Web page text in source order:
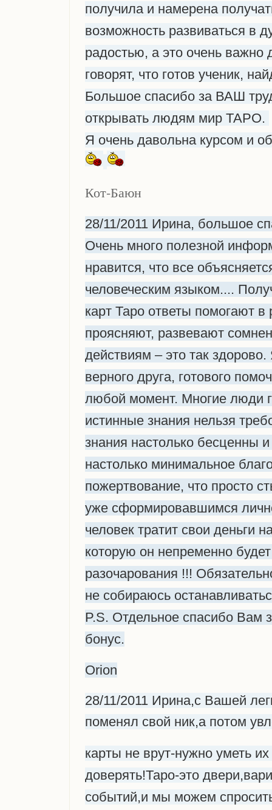
получила и намерена
возможность развиваться в
радостью, а это очень
говорят, что готов ученик,
Большое спасибо за ВАШ
открывать людям мир ТАРО.
Я очень давольна курсом и
Кот-Баюн
28/11/2011 Ирина, большое
Очень много полезной
нравится, что все
человеческим языком....
карт Таро ответы помогают
проясняют, развевают
действиям – это так
верного друга, готового
любой момент. Многие люди
истинные знания нельзя
знания настолько бесценны
настолько минимальное
пожертвование, что просто
уже сформировавшимся
человек тратит свои деньги
которую он непременно
разочарования !!!
не собираюсь
P.S. Отдельное спасибо Вам
бонус.
Orion
28/11/2011 Ирина,с Вашей
поменял свой ник,а потом
карты не врут-нужно уметь
доверять!Таро-это
событий,и мы можем